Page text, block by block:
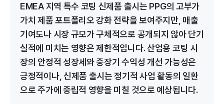
EMEA 지역 특수 코팅 신제품 출시는 PPG의 고부가
가치 제품 포트폴리오 강화 전략을 보여주지만, 매출
기여도나 시장 규모가 구체적으로 공개되지 않아 단기
실적에 미치는 영향은 제한적입니다. 산업용 코팅 시
장의 안정적 성장세와 중장기 수익성 개선 가능성은
긍정적이나, 신제품 출시는 정기적 사업 활동의 일환
으로 주가에 중립적 영향을 미칠 것으로 예상됩니다.